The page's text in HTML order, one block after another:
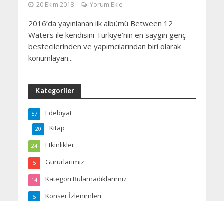
20 Ekim 2018 Yorum Ekle
2016’da yayınlanan ilk albümü Between 12
Waters ile kendisini Türkiye’nin en saygın genç
bestecilerinden ve yapımcılarından biri olarak
konumlayan...
Kategoriler
Edebiyat
57
Kitap
20
Etkinlikler
24
Gururlarımız
5
Kategori Bulamadıklarımız
14
Konser İzlenimleri
5